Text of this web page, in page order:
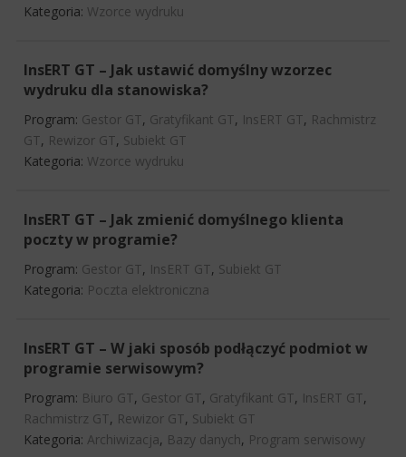
Kategoria: Wzorce wydruku
InsERT GT – Jak ustawić domyślny wzorzec
wydruku dla stanowiska?
Program: Gestor GT, Gratyfikant GT, InsERT GT, Rachmistrz
GT, Rewizor GT, Subiekt GT
Kategoria: Wzorce wydruku
InsERT GT – Jak zmienić domyślnego klienta
poczty w programie?
Program: Gestor GT, InsERT GT, Subiekt GT
Kategoria: Poczta elektroniczna
InsERT GT – W jaki sposób podłączyć podmiot w
programie serwisowym?
Program: Biuro GT, Gestor GT, Gratyfikant GT, InsERT GT,
Rachmistrz GT, Rewizor GT, Subiekt GT
Kategoria: Archiwizacja, Bazy danych, Program serwisowy